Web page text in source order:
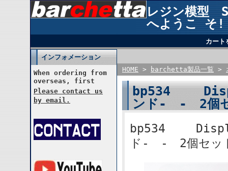
レジン模型
へようこ そ!
カート
インフォメーション
When ordering from
overseas, first
Please contact us
by email.
HOME > barchetta製品一覧 >
bp534
ンド- - 2個
bp534
ド- - 2個セッ